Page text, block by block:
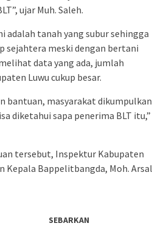
ujar Muh. Saleh.
adalah tanah yang subur sehingga
sejahtera meski dengan bertani
data yang ada, jumlah
Luwu cukup besar.
bantuan, masyarakat dikumpulkan
diketahui sapa penerima BLT itu,”
tersebut, Inspektur Kabupaten
Kepala Bappelitbangda, Moh. Arsal
SEBARKAN